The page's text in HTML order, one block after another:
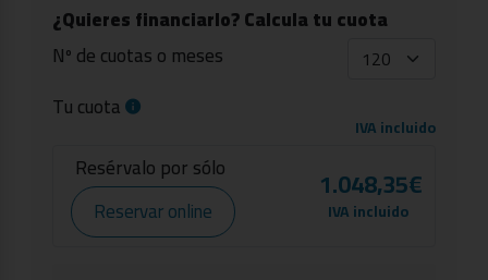
¿Quieres financiarlo? Calcula tu cuota
Nº de cuotas o meses
Tu cuota
IVA incluido
Resérvalo por sólo
Reservar online
1.048,35€
IVA incluido